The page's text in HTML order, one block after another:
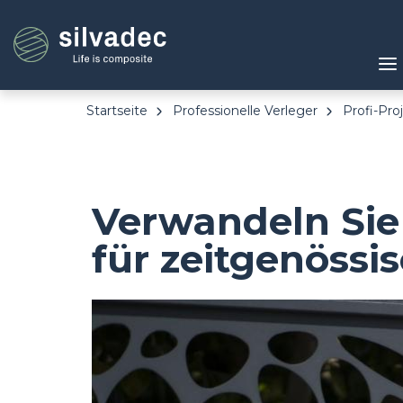
zum
Inhalt
Startseite Professionelle Verleger Profi-
Verwandeln
für